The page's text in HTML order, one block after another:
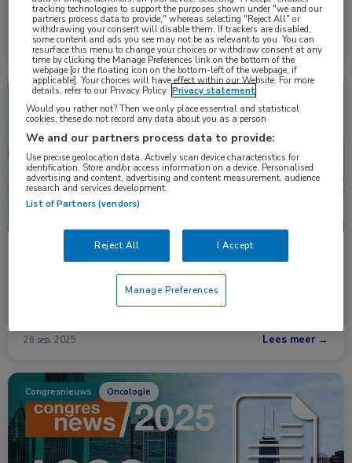
daling …
5 dec. 2025 Lees meer →
Congresnieuws Neurologie
Beïnvloedt de menopauze de eerste klinische
presentatie bij MS?
Veranderingen in geslachtshormonen, zoals tijdens de
menopauze, beïnvloeden mogelijk de eerste presentatie van …
26 sep. 2025 Lees meer →
Congresnieuws Oncologie
tracking technologies to support the purposes shown under "we and our
partners process data to provide," whereas selecting "Reject All" or
withdrawing your consent will disable them. If trackers are disabled,
some content and ads you see may not be as relevant to you. You can
resurface this menu to change your choices or withdraw consent at any
time by clicking the Manage Preferences link on the bottom of the
webpage [or the floating icon on the bottom-left of the webpage, if
applicable]. Your choices will have effect within our Website. For more
details, refer to our Privacy Policy. Privacy statement
Would you rather not? Then we only place essential and statistical
cookies, these do not record any data about you as a person
We and our partners process data to provide:
Use precise geolocation data. Actively scan device characteristics for
identification. Store and/or access information on a device. Personalised
advertising and content, advertising and content measurement, audience
research and services development.
List of Partners (vendors)
Reject All I Accept
Manage Preferences